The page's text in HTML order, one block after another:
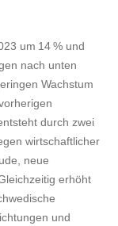
um 14 % und
nach unten
Wachstum
durch zwei
wirtschaftlicher
neue
erhöht
und